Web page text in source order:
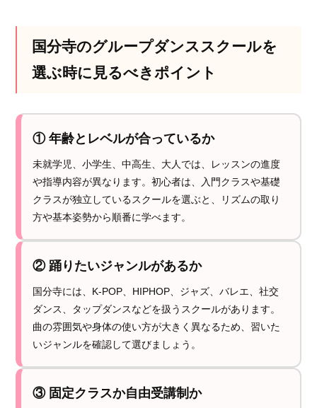
国分寺のグループダンススクールを
選ぶ時に見るべきポイント
① 年齢とレベルが合っているか
未就学児、小学生、中高生、大人では、レッスンの進度
や指導内容が異なります。初心者は、入門クラスや基礎
クラスが独立しているスクールを選ぶと、リズムの取り
方や基本姿勢から順番に学べます。
② 踊りたいジャンルがあるか
国分寺には、K-POP、HIPHOP、ジャズ、バレエ、社交
ダンス、タップダンスなどを扱うスクールがあります。
曲の雰囲気や身体の使い方が大きく異なるため、習いた
いジャンルを確認して選びましょう。
③ 固定クラスか自由受講制か